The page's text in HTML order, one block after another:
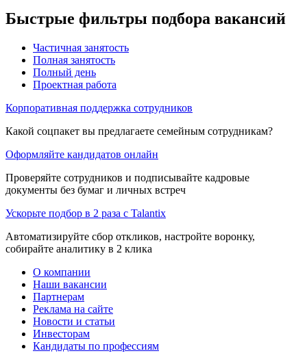
Быстрые фильтры подбора вакансий
Частичная занятость
Полная занятость
Полный день
Проектная работа
Корпоративная поддержка сотрудников
Какой соцпакет вы предлагаете семейным сотрудникам?
Оформляйте кандидатов онлайн
Проверяйте сотрудников и подписывайте кадровые
документы без бумаг и личных встреч
Ускорьте подбор в 2 раза с Talantix
Автоматизируйте сбор откликов, настройте воронку,
собирайте аналитику в 2 клика
О компании
Наши вакансии
Партнерам
Реклама на сайте
Новости и статьи
Инвесторам
Кандидаты по профессиям